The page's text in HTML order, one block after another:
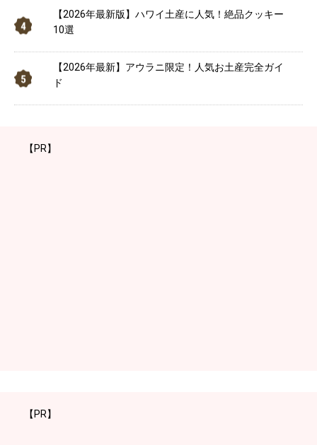
【2026年最新版】ハワイ土産に人気！絶品クッキー
10選
【2026年最新】アウラニ限定！人気お土産完全ガイ
ド
【PR】
【PR】